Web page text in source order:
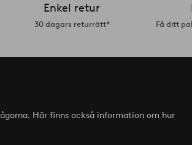
Enkel retur
30 dagars returrätt* Få ditt
Här finns också information om hur